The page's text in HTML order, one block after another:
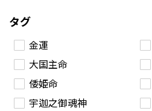
タグ
金運
大国主命
倭姫命
宇迦之御魂神